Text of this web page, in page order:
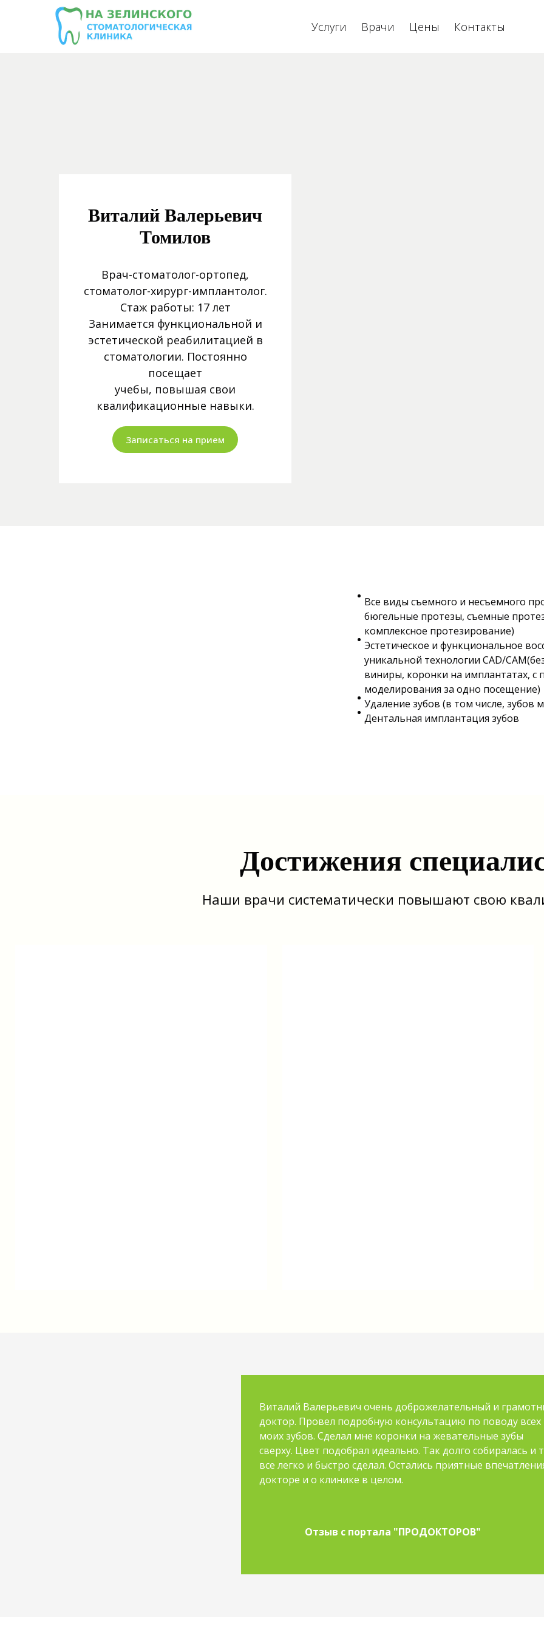
Услуги Врачи Цены Контакты
Виталий Валерьевич
Томилов
Врач-стоматолог-ортопед,
стоматолог-хирург-имплантолог.
Стаж работы: 17 лет
Занимается функциональной и
эстетической реабилитацией в
стоматологии. Постоянно
посещает
учебы, повышая свои
квалификационные навыки.
Записаться на прием
Все виды съемного и несъемного
бюгельные протезы, съемные
комплексное протезирование)
Эстетическое и функциональное
уникальной технологии CAD/
виниры, коронки на имплантатах,
моделирования за одно посещение)
Удаление зубов (в том числе, зубов
Дентальная имплантация зубов
Достижения
Наши врачи систематически повышают свою
Виталий Валерьевич очень доброжелательный и
доктор. Провел подробную консультацию по поводу всех
моих зубов. Сделал мне коронки на жевательные зубы
сверху. Цвет подобрал идеально. Так долго собиралась и
все легко и быстро сделал. Остались приятные
докторе и о клинике в целом.
Отзыв с портала "ПРОДОКТОРОВ"